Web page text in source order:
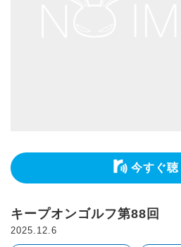
今すぐ聴
キープオンゴルフ第88回
2025.12.6